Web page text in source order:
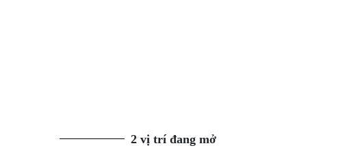
2 vị trí đang mở